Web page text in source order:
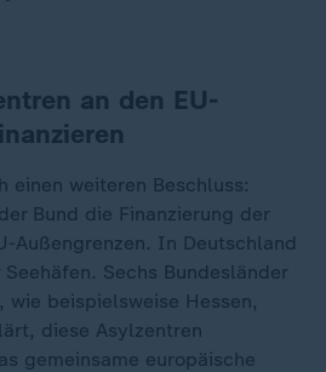
an den EU-
einen weiteren Beschluss:
Bund die Finanzierung der
Außengrenzen. In Deutschland
Sechs Bundesländer
beispielsweise Hessen,
diese Asylzentren
gemeinsame europäische